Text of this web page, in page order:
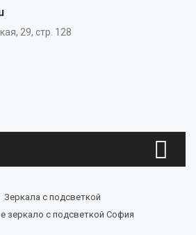
29, стр. 128
Зеркала с подсветкой
зеркало с подсветкой София